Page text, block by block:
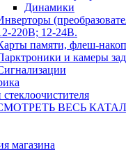
Динамики
220В; 12-24В.
памяти, флеш-
и камеры
ВЕСЬ
магазина